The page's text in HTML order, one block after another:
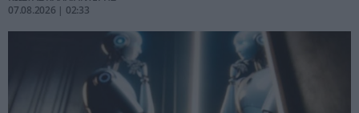
07.08.2026 | 02:33